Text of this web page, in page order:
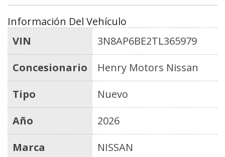
Información Del Vehículo
VIN
3N8AP6BE2TL365979
Concesionario
Henry Motors Nissan
Tipo
Nuevo
Año
2026
Marca
NISSAN